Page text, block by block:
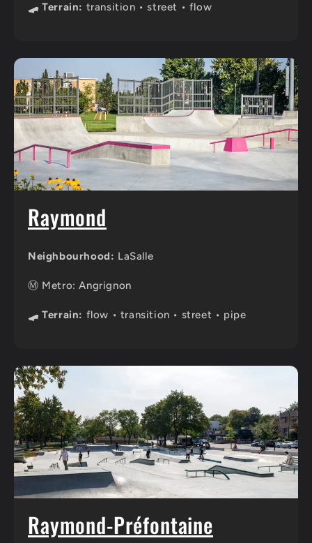
🛹 Terrain: transition • street • flow
Raymond
Neighbourhood: LaSalle
Ⓜ️ Metro: Angrignon
🛹 Terrain: flow • transition • street • pipe
Raymond-Préfontaine